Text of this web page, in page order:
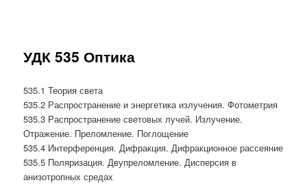
УДК 535 Оптика
535.1 Теория света
535.2 Распространение и энергетика излучения. Фотометрия
535.3 Распространение световых лучей. Излучение.
Отражение. Преломление. Поглощение
535.4 Интерференция. Дифракция. Дифракционное рассеяние
535.5 Поляризация. Двупреломление. Дисперсия в
анизотропных средах